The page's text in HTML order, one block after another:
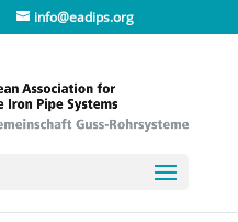
info@eadips.org